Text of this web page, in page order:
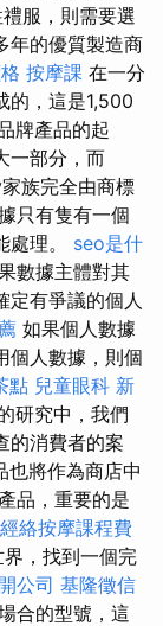
服，則需要選
年的優質製造商
按摩課 在一分
的，這是1,500
牌產品的起
一部分，而
族完全由商標
只有隻有一個
處理。 seo是什
數據主體對其
定有爭議的個人
如果個人數據
個人數據，則個
點 兒童眼科 新
研究中，我們
的消費者的案
也將作為商店中
品，重要的是
經絡按摩課程費
，找到一個完
公司 基隆徵信
合的型號，這